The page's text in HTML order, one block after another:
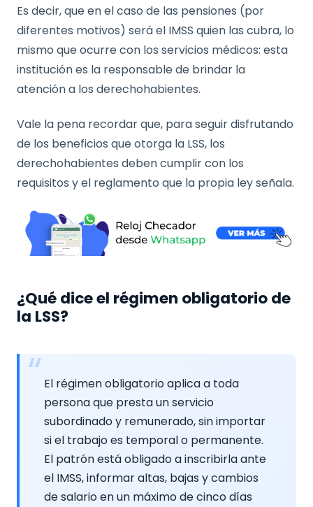
Es decir, que en el caso de las pensiones (por
diferentes motivos) será el IMSS quien las cubra, lo
mismo que ocurre con los servicios médicos: esta
institución es la responsable de brindar la
atención a los derechohabientes.
Vale la pena recordar que, para seguir disfrutando
de los beneficios que otorga la LSS, los
derechohabientes deben cumplir con los
requisitos y el reglamento que la propia ley señala.
¿Qué dice el régimen obligatorio de
la LSS?
El régimen obligatorio aplica a toda
persona que presta un servicio
subordinado y remunerado, sin importar
si el trabajo es temporal o permanente.
El patrón está obligado a inscribirla ante
el IMSS, informar altas, bajas y cambios
de salario en un máximo de cinco días